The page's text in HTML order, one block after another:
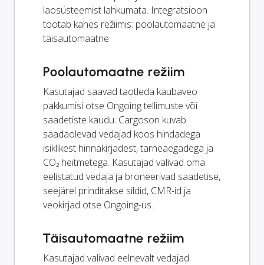
laosüsteemist lahkumata. Integratsioon
töötab kahes režiimis: poolautomaatne ja
täisautomaatne.
Poolautomaatne režiim
Kasutajad saavad taotleda kaubaveo
pakkumisi otse Ongoing tellimuste või
saadetiste kaudu. Cargoson kuvab
saadaolevad vedajad koos hindadega
isiklikest hinnakirjadest, tarneaegadega ja
CO₂ heitmetega. Kasutajad valivad oma
eelistatud vedaja ja broneerivad saadetise,
seejärel prinditakse sildid, CMR-id ja
veokirjad otse Ongoing-us.
Täisautomaatne režiim
Kasutajad valivad eelnevalt vedajad